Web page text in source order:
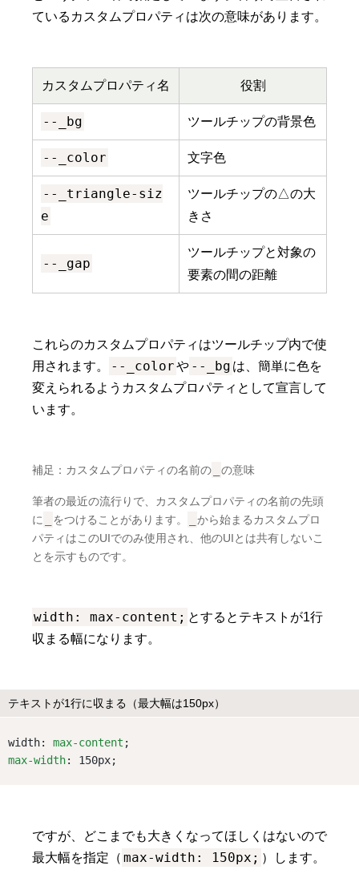
ているカスタムプロパティは次の意味があります。
カスタムプロパティ名 役割
--_bg ツールチップの背景色
--_color 文字色
--_triangle-siz
e
ツールチップの△の大
きさ
--_gap
ツールチップと対象の
要素の間の距離
これらのカスタムプロパティはツールチップ内で使
用されます。
--_colorや --_bg は、簡単に色を
変えられるようカスタムプロパティとして宣言して
います。
補足：カスタムプロパティの名前の の意味
筆者の最近の流行りで、カスタムプロパティの名前の先頭
に
をつけることがあります。
から始まるカスタムプロ
パティはこのUIでのみ使用され、他のUIとは共有しないこ
とを示すものです。
width: max-content; とするとテキストが1行
収まる幅になります。
テキストが1行に収まる（最大幅は150px）
width: max-content ;
max-width: 150px;
ですが、どこまでも大きくなってほしくはないので
最大幅を指定（ max-width: 150px; ）します。